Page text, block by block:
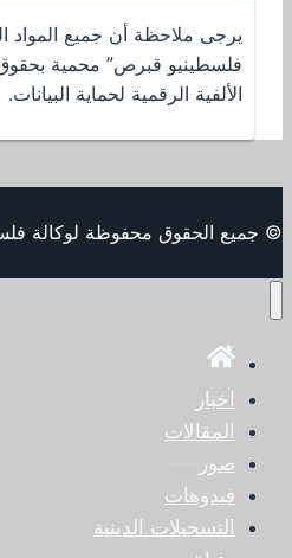
يرجى ملاحظة أن جميع المواد
فلسطينيو قبرص” محمية بحقوق
الألفية الرقمية لحماية البيانات.
© جميع الحقوق محفوظة لوكالة
اخبار
المقالات
صور
فيدوهات
التسجيلات الدينية